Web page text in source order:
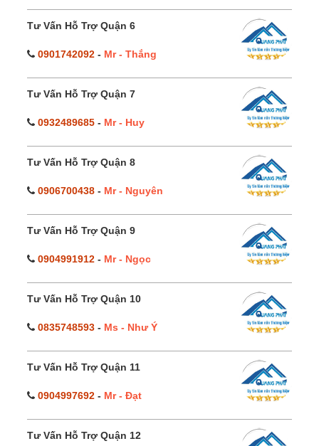
Tư Vấn Hỗ Trợ Quận 6
0901742092 - Mr - Thắng
Tư Vấn Hỗ Trợ Quận 7
0932489685 - Mr - Huy
Tư Vấn Hỗ Trợ Quận 8
0906700438 - Mr - Nguyên
Tư Vấn Hỗ Trợ Quận 9
0904991912 - Mr - Ngọc
Tư Vấn Hỗ Trợ Quận 10
0835748593 - Ms - Như Ý
Tư Vấn Hỗ Trợ Quận 11
0904997692 - Mr - Đạt
Tư Vấn Hỗ Trợ Quận 12